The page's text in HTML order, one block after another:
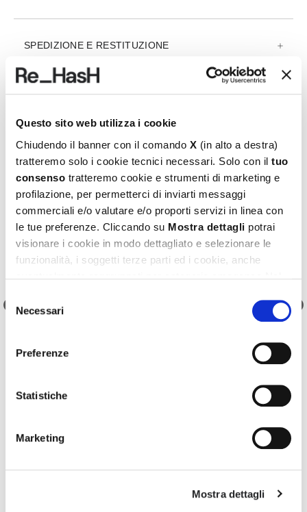
Questo sito web utilizza i cookie
Chiudendo il banner con il comando X (in alto a destra)
tratteremo solo i cookie tecnici necessari. Solo con il tuo
consenso tratteremo cookie e strumenti di marketing e
profilazione, per permetterci di inviarti messaggi
commerciali e/o valutare e/o proporti servizi in linea con
le tue preferenze. Cliccando su Mostra dettagli potrai
visionare i cookie in modo dettagliato e selezionare le
funzionalità, i soggetti terze parti ed i cookie, anche
Cookie Policy
, dove potrai avere maggiori informazioni e
modificare le tue scelte. Potrai verificare e modificare i
tuoi consensi anche cliccando sul simbolo della graffetta
presente su ogni pagina
delNecessari
Preferenze
Statistiche
Marketing
Mostra dettagli
SPEDIZIONE E RESTITUZIONE
Prodotti consigliati
MUCHA-P1
€ 316.00